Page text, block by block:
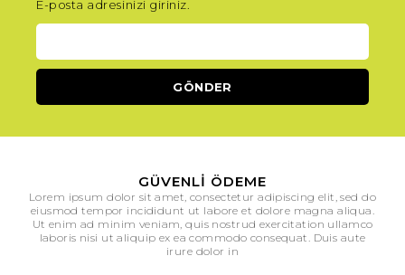
E-posta adresinizi giriniz.
GÜVENLI ÖDEME
Lorem ipsum dolor sit amet, consectetur adipiscing elit, sed do
eiusmod tempor incididunt ut labore et dolore magna aliqua.
Ut enim ad minim veniam, quis nostrud exercitation ullamco
laboris nisi ut aliquip ex ea commodo consequat. Duis aute
irure dolor in